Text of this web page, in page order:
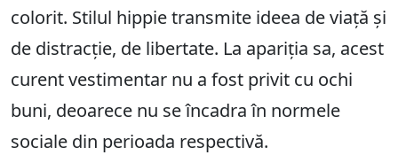
colorit. Stilul hippie transmite ideea de viață și
de distracție, de libertate. La apariția sa, acest
curent vestimentar nu a fost privit cu ochi
buni, deoarece nu se încadra în normele
sociale din perioada respectivă.